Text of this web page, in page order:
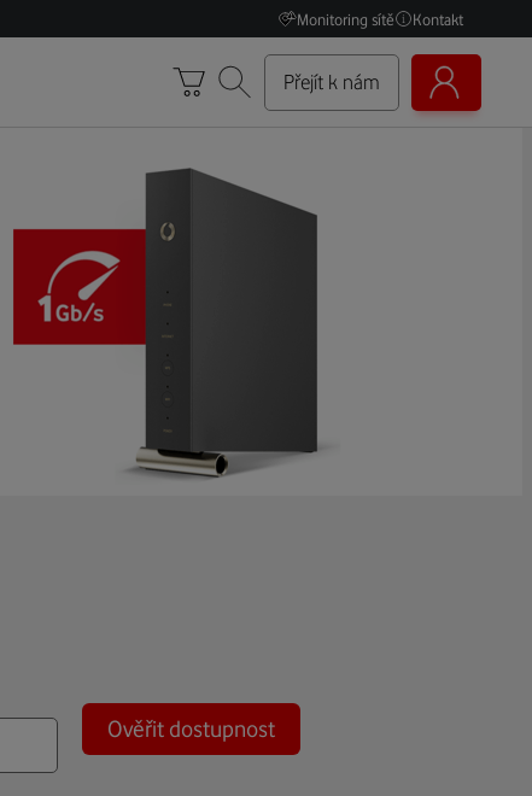
Monitoring sítě Kontakt
Přejít k nám
Ověřit dostupnost